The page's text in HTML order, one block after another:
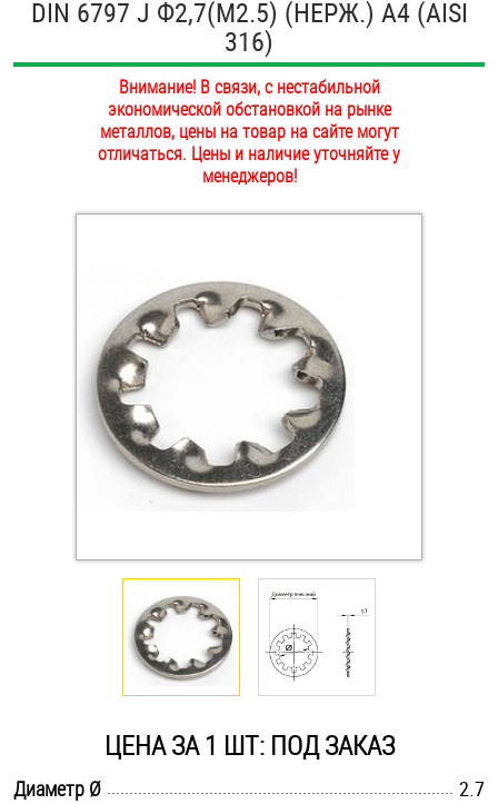
ОПЛАТА И ДОСТАВКА
НАШИ МАГАЗИНЫ
Дюбели
Заклепки (Гайки-Заклепки)
Инструмент
Крюки, кольца с метрической резьбой
Крюки, кольца с шурупной резьбой
Саморезы и шурупы
Стопорные кольца
DIN 6797 J Ф2,7(М2.5) (НЕРЖ.) A4 (AISI
316)
Внимание! В связи, с нестабильной
экономической обстановкой на рынке
металлов, цены на товар на сайте могут
отличаться. Цены и наличие уточняйте у
менеджеров!
ЦЕНА ЗА 1 ШТ: ПОД ЗАКАЗ
Диаметр Ø
2.7